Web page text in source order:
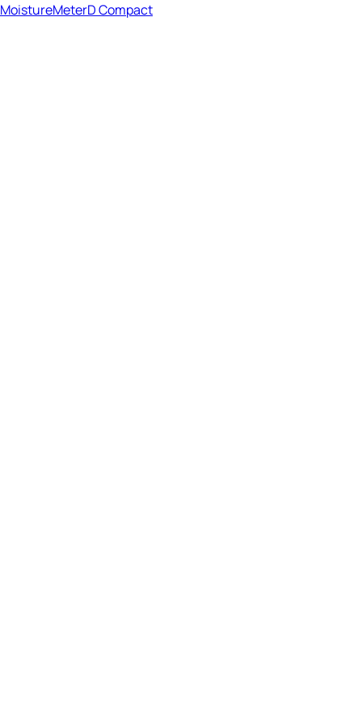
MoistureMeterD Compact